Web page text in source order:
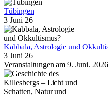
Tübingen
3 Juni 26
Kabbala, Astrologie und
3 Juni 26
Veranstaltungen am 9. Juni. 2026